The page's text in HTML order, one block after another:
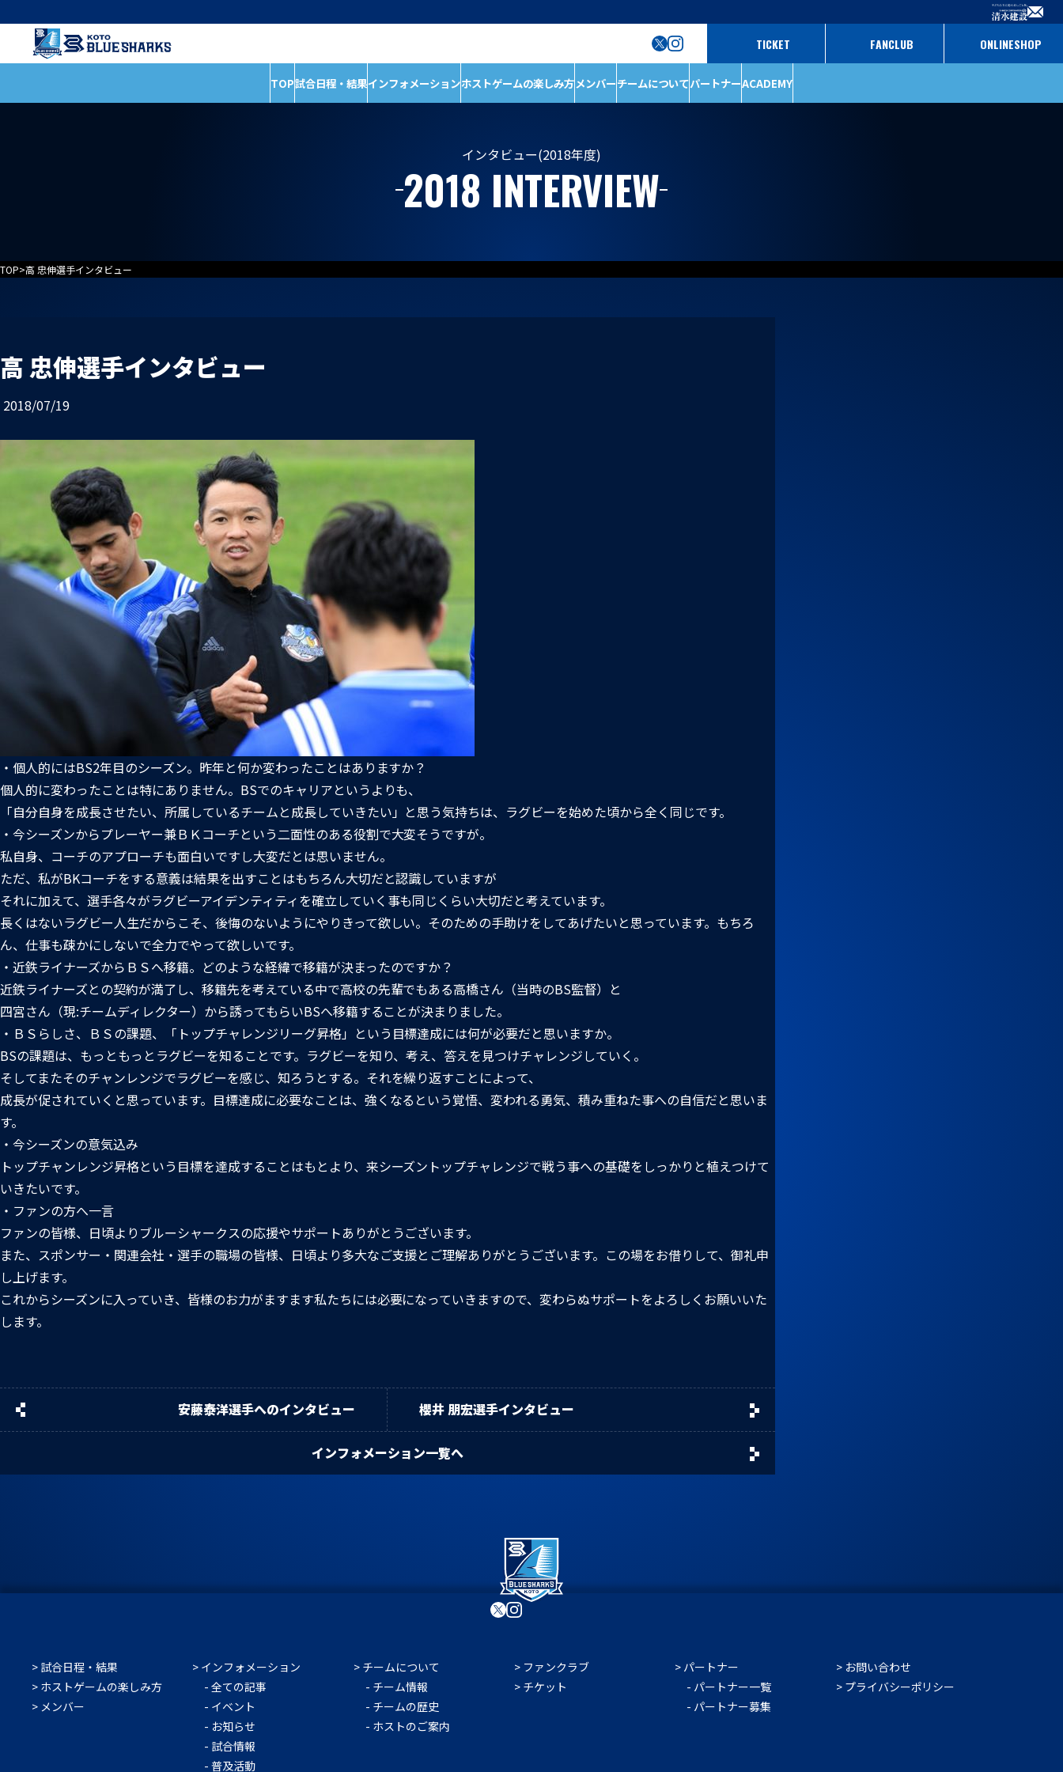
TICKET FANCLUB ONLINESHOP
TOP試合日程・結果インフォメーションホストゲームの楽しみ方メンバーチームについてパートナーACADEMY
インタビュー(2018年度)
2018 INTERVIEW
TOP>高 忠伸選手インタビュー
高 忠伸選手インタビュー
2018/07/19
・個人的にはBS2年目のシーズン。昨年と何か変わったことはありますか？
個人的に変わったことは特にありません。BSでのキャリアというよりも、
「自分自身を成長させたい、所属しているチームと成長していきたい」と思う気持ちは、ラグビーを始めた頃から全く同じです。
・今シーズンからプレーヤー兼ＢＫコーチという二面性のある役割で大変そうですが。
私自身、コーチのアプローチも面白いですし大変だとは思いません。
ただ、私がBKコーチをする意義は結果を出すことはもちろん大切だと認識していますが
それに加えて、選手各々がラグビーアイデンティティを確立していく事も同じくらい大切だと考えています。
長くはないラグビー人生だからこそ、後悔のないようにやりきって欲しい。そのための手助けをしてあげたいと思っています。もちろ
ん、仕事も疎かにしないで全力でやって欲しいです。
・近鉄ライナーズからＢＳへ移籍。どのような経緯で移籍が決まったのですか？
近鉄ライナーズとの契約が満了し、移籍先を考えている中で高校の先輩でもある高橋さん（当時のBS監督）と
四宮さん（現:チームディレクター）から誘ってもらいBSへ移籍することが決まりました。
・ＢＳらしさ、ＢＳの課題、「トップチャレンジリーグ昇格」という目標達成には何が必要だと思いますか。
BSの課題は、もっともっとラグビーを知ることです。ラグビーを知り、考え、答えを見つけチャレンジしていく。
そしてまたそのチャンレンジでラグビーを感じ、知ろうとする。それを繰り返すことによって、
成長が促されていくと思っています。目標達成に必要なことは、強くなるという覚悟、変われる勇気、積み重ねた事への自信だと思いま
す。
・今シーズンの意気込み
トップチャンレンジ昇格という目標を達成することはもとより、来シーズントップチャレンジで戦う事への基礎をしっかりと植えつけて
いきたいです。
・ファンの方へ一言
ファンの皆様、日頃よりブルーシャークスの応援やサポートありがとうございます。
また、スポンサー・関連会社・選手の職場の皆様、日頃より多大なご支援とご理解ありがとうございます。この場をお借りして、御礼申
し上げます。
これからシーズンに入っていき、皆様のお力がますます私たちには必要になっていきますので、変わらぬサポートをよろしくお願いいた
します。
安藤泰洋選手へのインタビュー 櫻井 朋宏選手インタビュー
インフォメーション一覧へ
ホストゲームについ
て
D1/D2入替戦
ホストゲーム最終
チームの歴史
ホストのご案内
ACADEMY
お問い合わせ
試合日程・結果
ホストゲームの楽しみ方
メンバー
インフォメーション
全ての記事
イベント
お知らせ
試合情報
普及活動
チームについて
チーム情報
チームの歴史
ホストのご案内
ファンクラブ
チケット
パートナー
パートナー一覧
パートナー募集
お問い合わせ
プライバシーポリシー